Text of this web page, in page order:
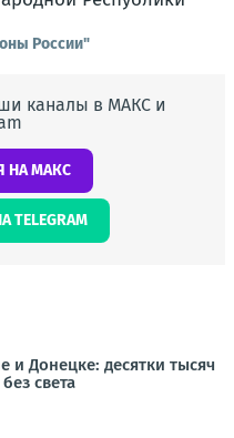
России"
каналы в МАКС и
НА МАКС
и Донецке: десятки тысяч
света